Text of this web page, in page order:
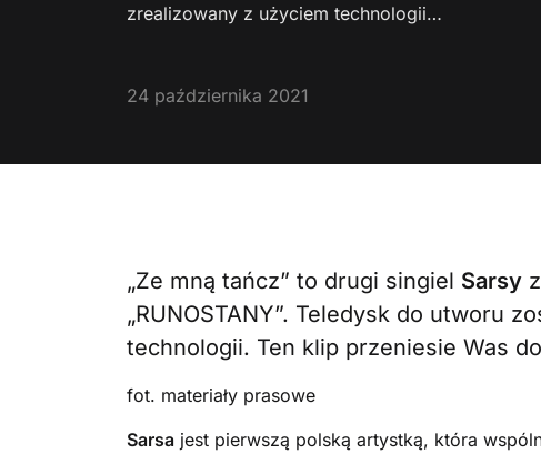
zrealizowany z użyciem technologii…
24 października 2021
„Ze mną tańcz” to drugi singiel Sarsy
„RUNOSTANY”. Teledysk do utworu
technologii. Ten klip przeniesie Was
fot. materiały prasowe
Sarsa jest pierwszą polską artystką, która